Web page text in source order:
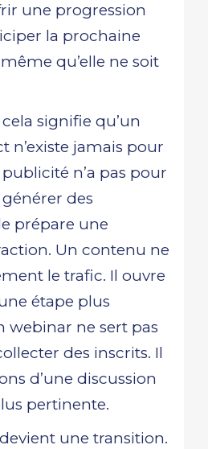
une progression
la prochaine
qu’elle ne soit
signifie qu’un
n’existe jamais pour
n’a pas pour
des
prépare une
Un contenu ne
le trafic. Il ouvre
étape plus
webinar ne sert pas
des inscrits. Il
d’une discussion
pertinente.
une transition.